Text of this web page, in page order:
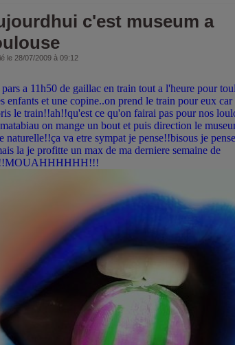
c'est museum a
le 28/07/2009 à 09:12
a 11h50 de gaillac en train tout a l'heure pour
enfants et une copine..on prend le train pour eux
le train!!ah!!qu'est ce qu'on fairai pas pour nos
on mange un bout et puis direction le
naturelle!!ça va etre sympat je pense!!bisous je
la je profitte un max de ma derniere semaine de